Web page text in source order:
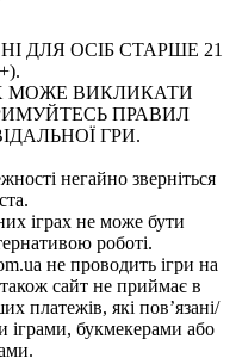
ДЛЯ ОСІБ СТАРШЕ 21
МОЖЕ ВИКЛИКАТИ
ПРАВИЛ
ГРИ.
негайно зверніться
іграх не може бути
роботі.
не проводить ігри на
також сайт не приймає в
платежів, які пов’язані/
іграми, букмекерами або